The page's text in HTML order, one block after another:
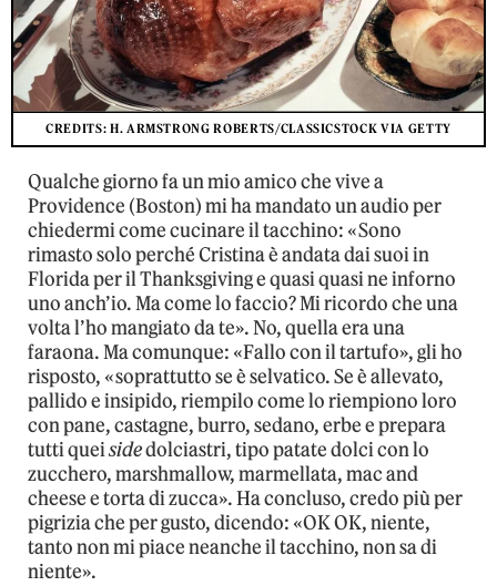
CREDITS: H. ARMSTRONG ROBERTS/CLASSICSTOCK VIA GETTY
Qualche giorno fa un mio amico che vive a
Providence (Boston) mi ha mandato un audio per
chiedermi come cucinare il tacchino: «Sono
rimasto solo perché Cristina è andata dai suoi in
Florida per il Thanksgiving e quasi quasi ne inforno
uno anch’io. Ma come lo faccio? Mi ricordo che una
volta l’ho mangiato da te». No, quella era una
faraona. Ma comunque: «Fallo con il tartufo», gli ho
risposto, «soprattutto se è selvatico. Se è allevato,
pallido e insipido, riempilo come lo riempiono loro
con pane, castagne, burro, sedano, erbe e prepara
tutti queisidedolciastri, tipo patate dolci con lo
zucchero, marshmallow, marmellata, mac and
cheese e torta di zucca». Ha concluso, credo più per
pigrizia che per gusto, dicendo: «OK OK, niente,
tanto non mi piace neanche il tacchino, non sa di
niente».